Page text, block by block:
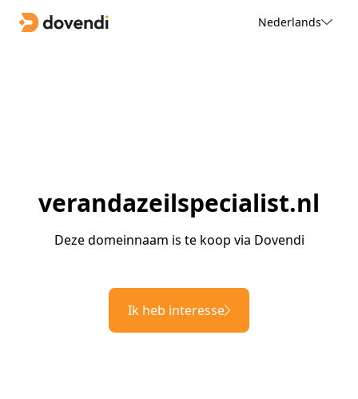
Nederlands
verandazeilspecialist.nl
Deze domeinnaam is te koop via Dovendi
Ik heb interesse